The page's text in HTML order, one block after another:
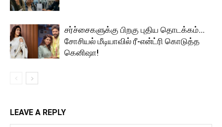
சர்ச்சைகளுக்கு பிறகு புதிய தொடக்கம்…
சோசியல் மீடியாவில் ரீ-என்ட்ரி கொடுத்த
கெனிஷா!
LEAVE A REPLY